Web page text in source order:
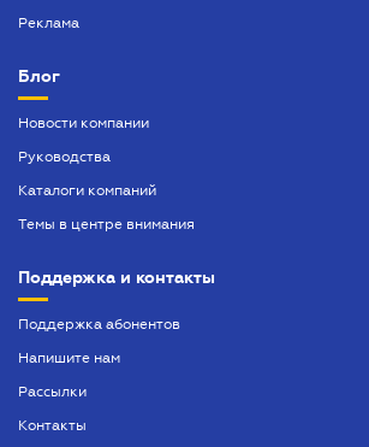
Реклама
Блог
Новости компании
Руководства
Каталоги компаний
Темы в центре внимания
Поддержка и контакты
Поддержка абонентов
Напишите нам
Рассылки
Контакты